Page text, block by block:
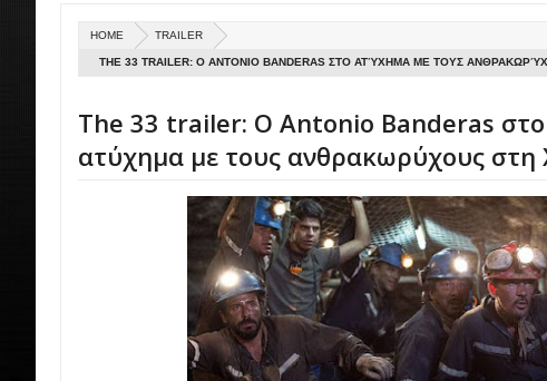
HOME TRAILER
THE 33 TRAILER: Ο ANTONIO BANDERAS ΣΤΟ ΑΤΎΧΗΜΑ ΜΕ ΤΟΥΣ
The 33 trailer: Ο Antonio Banderas στο
ατύχημα με τους ανθρακωρύχους στη